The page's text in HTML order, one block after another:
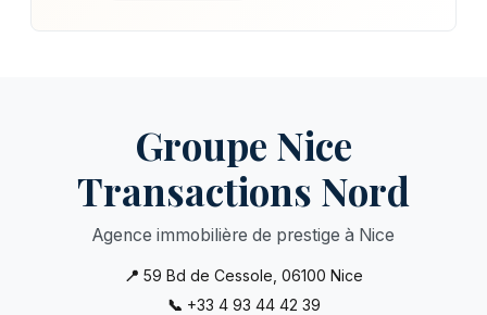
Groupe Nice
Transactions Nord
Agence immobilière de prestige à Nice
📍 59 Bd de Cessole, 06100 Nice
📞 +33 4 93 44 42 39